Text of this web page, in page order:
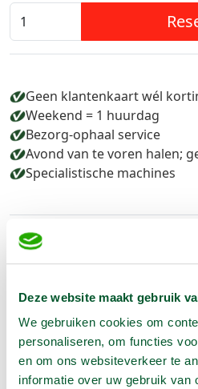
Deze website maakt gebruik
We gebruiken cookies om
personaliseren, om functies
en om ons websiteverkeer te
informatie over uw gebruik van
Geen klantenkaart wél
Weekend = 1 huurdag
Bezorg-ophaal service
Avond van te voren halen;
Specialistische machines
Artikelnummer
Vloerhoogte
Werkhoogte
Eigen gewicht